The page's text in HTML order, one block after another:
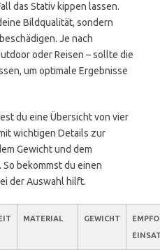
das Stativ kippen lassen.
Bildqualität, sondern
Je nach
oder Reisen – sollte die
um optimale Ergebnisse
du eine Übersicht von vier
wichtigen Details zur
Gewicht und dem
bekommst du einen
der Auswahl hilft.
MATERIAL GEWICHT